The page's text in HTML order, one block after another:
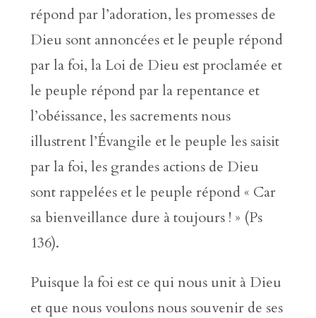
répond par l’adoration, les promesses de
Dieu sont annoncées et le peuple répond
par la foi, la Loi de Dieu est proclamée et
le peuple répond par la repentance et
l’obéissance, les sacrements nous
illustrent l’Évangile et le peuple les saisit
par la foi, les grandes actions de Dieu
sont rappelées et le peuple répond « Car
sa bienveillance dure à toujours ! » (Ps
136).
Puisque la foi est ce qui nous unit à Dieu
et que nous voulons nous souvenir de ses